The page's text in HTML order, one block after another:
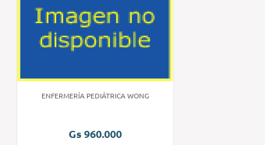
ENFERMERÍA PEDIÁTRICA WONG
Gs 960.000